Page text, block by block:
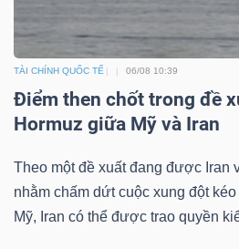
TÀI CHÍNH QUỐC TẾ 06/08 10:39
Điểm then chốt trong đề
Hormuz giữa Mỹ và Iran
Theo một đề xuất đang được Iran
nhằm chấm dứt cuộc xung đột
Mỹ, Iran có thể được trao quyền
Tất cả Cổ phiếu Chỉ số
Lãnh
đạo
Tất cả Người nội bộ